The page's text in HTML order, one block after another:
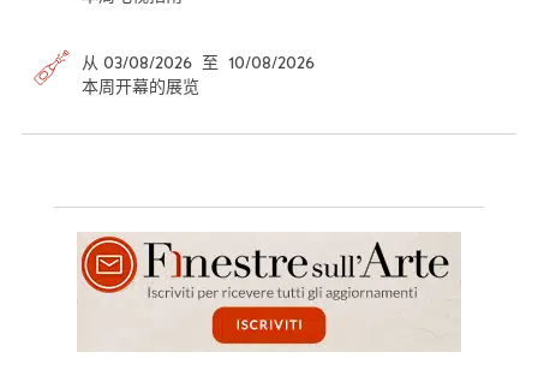
从 03/08/2026 至 10/08/2026
本周开幕的展览